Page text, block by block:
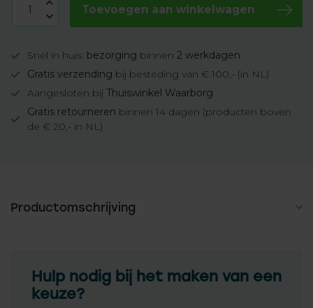
Toevoegen aan winkelwagen
Snel in huis: bezorging binnen 2 werkdagen
Gratis verzending bij besteding van € 100,- (in NL)
Aangesloten bij Thuiswinkel Waarborg
Gratis retourneren binnen 14 dagen (producten boven
de € 20,- in NL)
Productomschrijving
Hulp nodig bij het maken van een
keuze?